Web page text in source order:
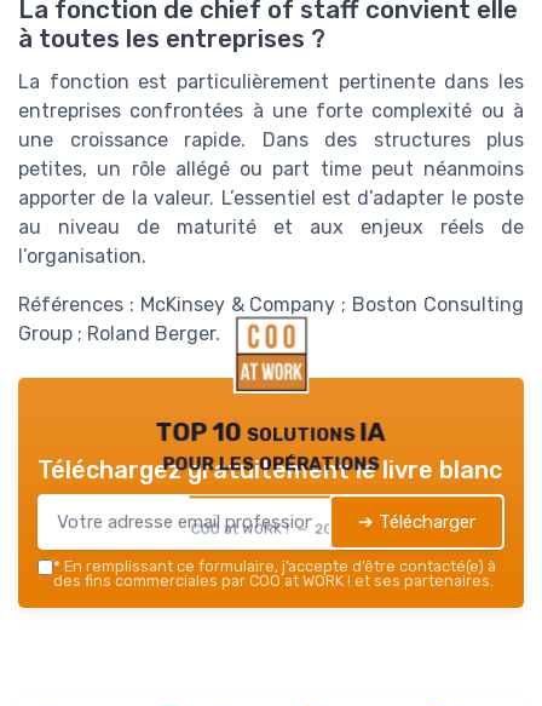
La fonction de chief of staff convient elle
à toutes les entreprises ?
La fonction est particulièrement pertinente dans les
entreprises confrontées à une forte complexité ou à
une croissance rapide. Dans des structures plus
petites, un rôle allégé ou part time peut néanmoins
apporter de la valeur. L’essentiel est d’adapter le poste
au niveau de maturité et aux enjeux réels de
l’organisation.
Références : McKinsey & Company ; Boston Consulting
Group ; Roland Berger.
TOP 10 solutions IA
pour les opérations
COO at WORK ! — 2026
Téléchargez gratuitement le livre blanc
➔ Télécharger
* En remplissant ce formulaire, j’accepte d’être contacté(e) à
des fins commerciales par COO at WORK ! et ses partenaires.